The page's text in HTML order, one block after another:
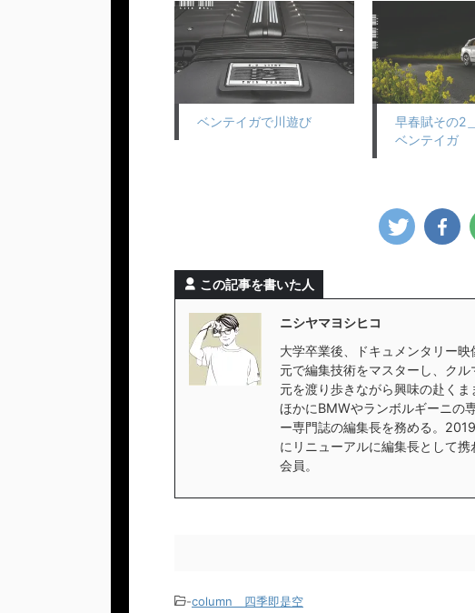
ベンテイガで川遊び
早春賦その2
ベンテイガ
この記事を書いた人
ニシヤマヨシヒコ
大学卒業後、ドキュメンタリー
元で編集技術をマスターし、ク
元を渡り歩きながら興味の赴く
ほかにBMWやランボルギーニの
ー専門誌の編集長を務める。
にリニューアルに編集長として
会員。
-column＿四季即是空